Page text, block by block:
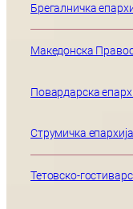
Брегалничка
Македонска
Повардарска
Струмичка епархија
Тетовско-